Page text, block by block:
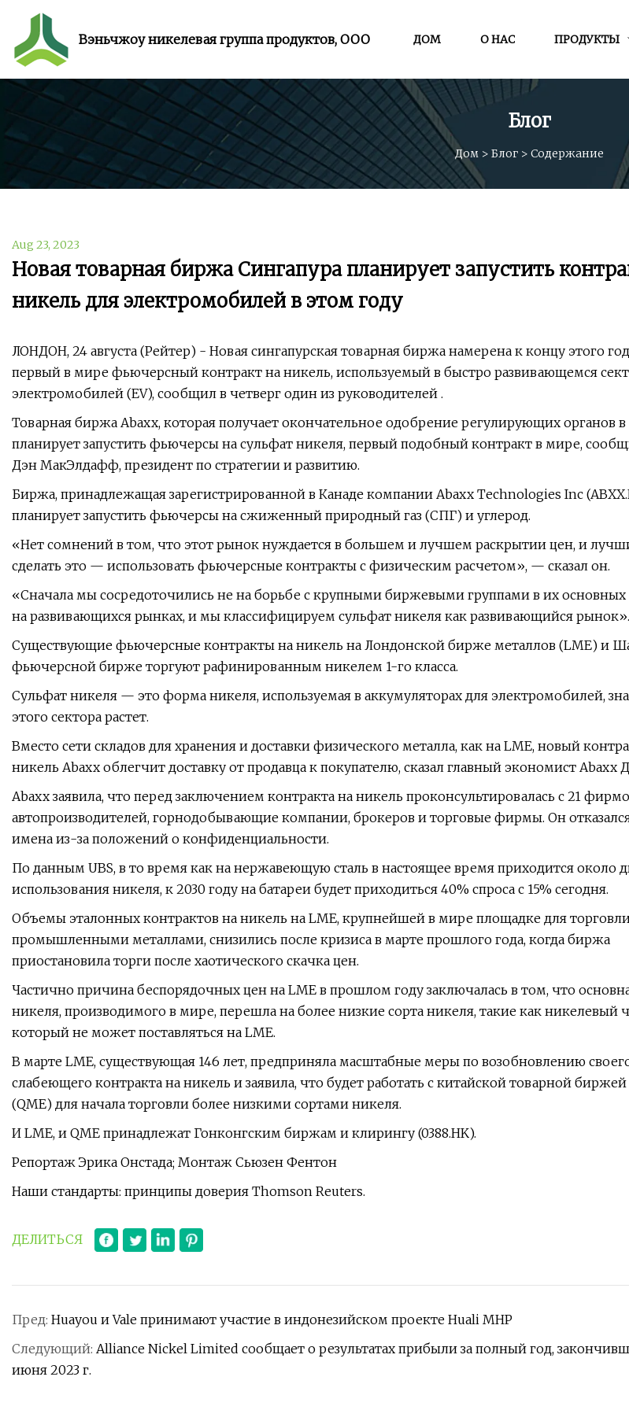
Вэньчжоу никелевая группа продуктов, ООО ДОМ О НАС ПРОДУКТЫ
Блог
Дом > Блог> Содержание
Aug 23, 2023
Новая товарная биржа Сингапура планирует запустить
никель для электромобилей в этом году
ЛОНДОН, 24 августа (Рейтер) - Новая сингапурская товарная биржа намерена к концу этого
первый в мире фьючерсный контракт на никель, используемый в быстро развивающемся
электромобилей (EV), сообщил в четверг один из руководителей .
Товарная биржа Abaxx, которая получает окончательное одобрение регулирующих органов в
планирует запустить фьючерсы на сульфат никеля, первый подобный контракт в мире,
Дэн МакЭлдафф, президент по стратегии и развитию.
Биржа, принадлежащая зарегистрированной в Канаде компании Abaxx Technologies Inc
планирует запустить фьючерсы на сжиженный природный газ (СПГ) и углерод.
«Нет сомнений в том, что этот рынок нуждается в большем и лучшем раскрытии цен, и
сделать это — использовать фьючерсные контракты с физическим расчетом», — сказал он.
«Сначала мы сосредоточились не на борьбе с крупными биржевыми группами в их основных
на развивающихся рынках, и мы классифицируем сульфат никеля как развивающийся рынок».
Существующие фьючерсные контракты на никель на Лондонской бирже металлов (LME) и
фьючерсной бирже торгуют рафинированным никелем 1-го класса.
Сульфат никеля — это форма никеля, используемая в аккумуляторах для электромобилей,
этого сектора растет.
Вместо сети складов для хранения и доставки физического металла, как на LME, новый
никель Abaxx облегчит доставку от продавца к покупателю, сказал главный экономист Abaxx
Abaxx заявила, что перед заключением контракта на никель проконсультировалась с 21
автопроизводителей, горнодобывающие компании, брокеров и торговые фирмы. Он
имена из-за положений о конфиденциальности.
По данным UBS, в то время как на нержавеющую сталь в настоящее время приходится около
использования никеля, к 2030 году на батареи будет приходиться 40% спроса с 15% сегодня.
Объемы эталонных контрактов на никель на LME, крупнейшей в мире площадке для
промышленными металлами, снизились после кризиса в марте прошлого года, когда биржа
приостановила торги после хаотического скачка цен.
Частично причина беспорядочных цен на LME в прошлом году заключалась в том, что
никеля, производимого в мире, перешла на более низкие сорта никеля, такие как никелевый
который не может поставляться на LME.
В марте LME, существующая 146 лет, предприняла масштабные меры по возобновлению
слабеющего контракта на никель и заявила, что будет работать с китайской товарной
(QME) для начала торговли более низкими сортами никеля.
И LME, и QME принадлежат Гонконгским биржам и клирингу (0388.HK).
Репортаж Эрика Онстада; Монтаж Сьюзен Фентон
Наши стандарты: принципы доверия Thomson Reuters.
ДЕЛИТЬСЯ
Пред: Huayou и Vale принимают участие в индонезийском проекте Huali MHP
Следующий: Alliance Nickel Limited сообщает о результатах прибыли за полный год,
июня 2023 г.